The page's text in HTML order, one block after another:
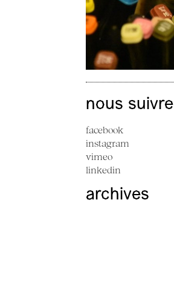
nous suivre
facebook
instagram
vimeo
linkedin
archives